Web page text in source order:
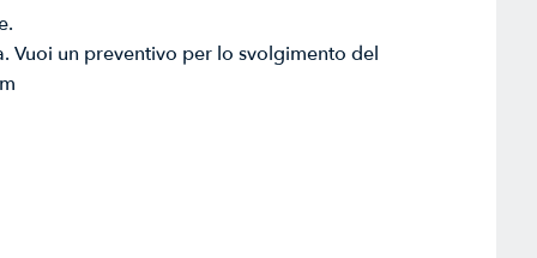
Vuoi un preventivo per lo svolgimento del